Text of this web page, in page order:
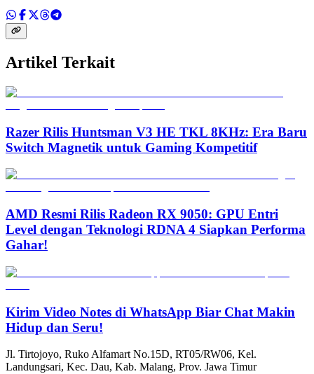
Artikel Terkait
Razer Rilis Huntsman V3 HE TKL 8KHz: Era Baru
Switch Magnetik untuk Gaming Kompetitif
AMD Resmi Rilis Radeon RX 9050: GPU Entri
Level dengan Teknologi RDNA 4 Siapkan Performa
Gahar!
Kirim Video Notes di WhatsApp Biar Chat Makin
Hidup dan Seru!
Jl. Tirtojoyo, Ruko Alfamart No.15D, RT05/RW06, Kel.
Landungsari, Kec. Dau, Kab. Malang, Prov. Jawa Timur